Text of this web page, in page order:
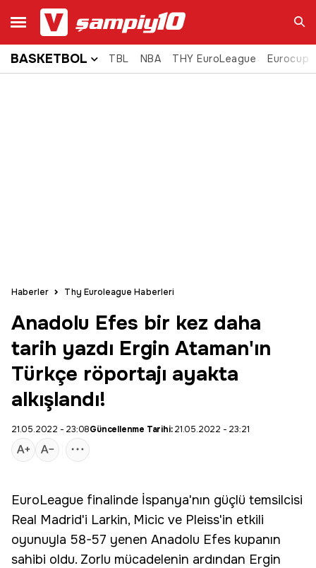
Ara
BASKETBOL TBL NBA THY EuroLeague Eurocup
Haberler Thy Euroleague Haberleri
Anadolu Efes bir kez daha
tarih yazdı Ergin Ataman'ın
Türkçe röportajı ayakta
alkışlandı!
21.05.2022 - 23:08Güncellenme Tarihi:21.05.2022 - 23:21
EuroLeague finalinde İspanya'nın güçlü temsilcisi
Real Madrid'i Larkin, Micic ve Pleiss'in etkili
oyunuyla 58-57 yenen Anadolu Efes kupanın
sahibi oldu. Zorlu mücadelenin ardından Ergin